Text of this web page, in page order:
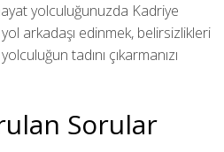
yolculuğunuzda Kadriye
arkadaşı edinmek, belirsizlikleri
tadını çıkarmanızı
Sorular